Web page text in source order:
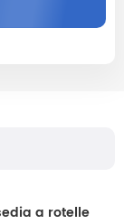
a rotelle